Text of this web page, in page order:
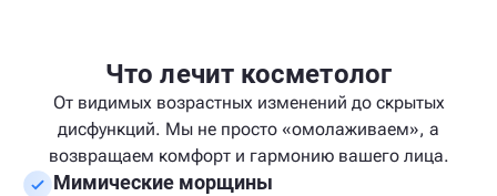
Что лечит косметолог
От видимых возрастных изменений до скрытых
дисфункций. Мы не просто «омолаживаем», а
возвращаем комфорт и гармонию вашего лица.
Мимические морщины